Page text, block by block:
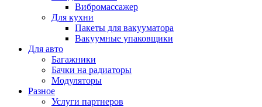
Вибромассажер
Для кухни
Пакеты для вакууматора
Вакуумные упаковщики
Для авто
Багажники
Бачки на радиаторы
Модуляторы
Разное
Услуги партнеров